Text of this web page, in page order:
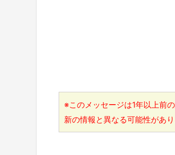
※このメッセージは1年以上前
新の情報と異なる可能性があ